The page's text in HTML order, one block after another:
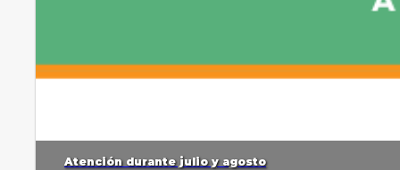
Atención durante julio y agosto